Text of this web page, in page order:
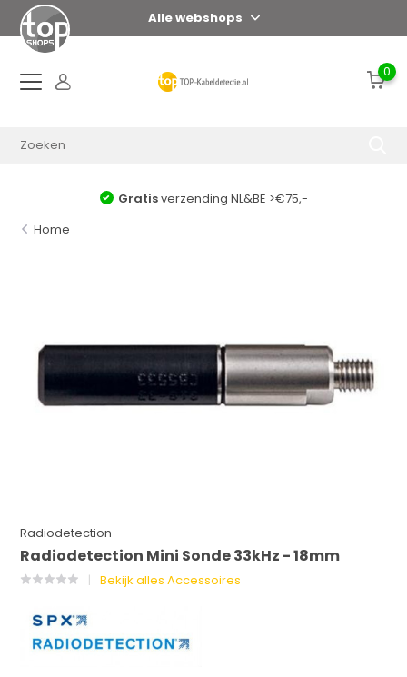
Alle webshops
0
Gratisverzending NL&BE >€75,-
Home
Radiodetection
Radiodetection Mini Sonde 33kHz - 18mm
Bekijk alles Accessoires